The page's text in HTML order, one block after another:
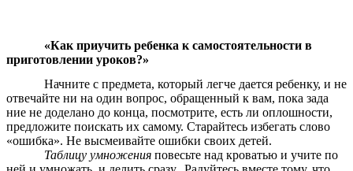
«Как приучить ребенка к самостоятельности в
приготовлении уроков?»
Начните с предмета, который легче дается ребенку, и не
отвечайте ни на один вопрос, обращенный к вам, пока зада
ние не доделано до конца, посмотрите, есть ли оплошности,
предложите поискать их самому. Старайтесь избегать слово
«ошибка». Не высмеивайте ошибки своих детей.
Таблицу умножения повесьте над кроватью и учите по